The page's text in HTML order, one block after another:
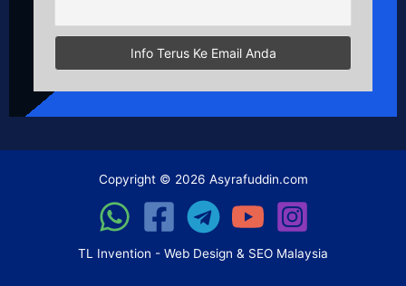
Copyright © 2026 Asyrafuddin.com
TL Invention - Web Design & SEO Malaysia